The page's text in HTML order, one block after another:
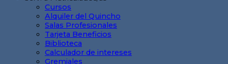
Cursos
Alquiler del Quincho
Salas Profesionales
Tarjeta Beneficios
Biblioteca
Calculador de intereses
Gremiales